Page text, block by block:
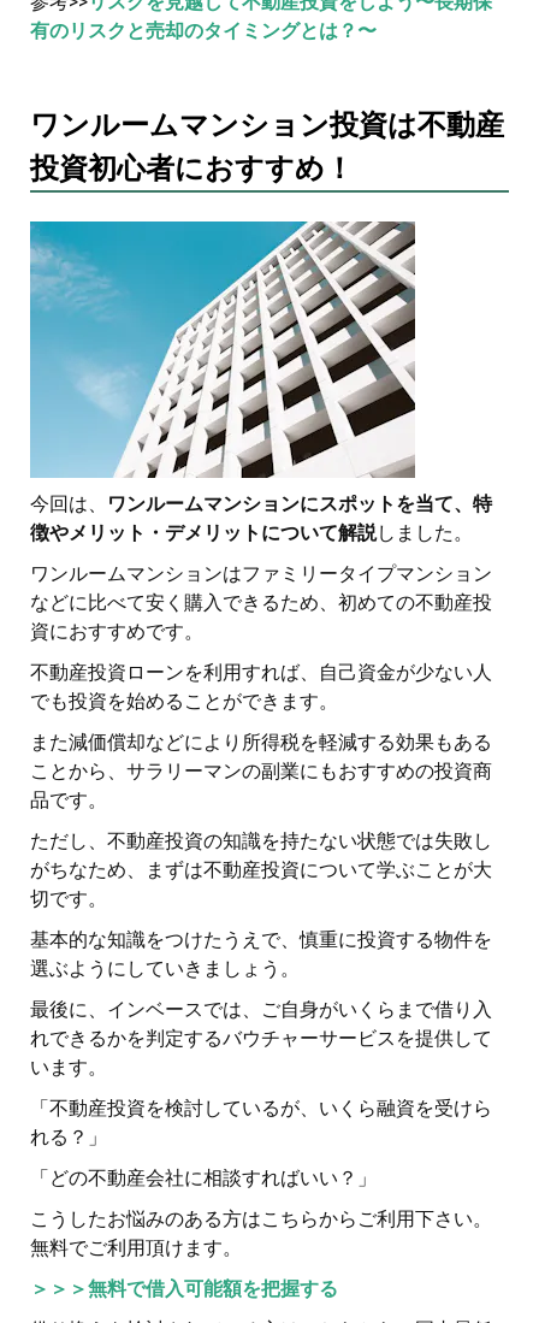
有のリスクと売却のタイミングとは？〜
ワンルームマンション投資は不動産
投資初心者におすすめ！
今回は、
ワンルームマンションにスポットを当て、特
徴やメリット・デメリットについて解説しました。
ワンルームマンションはファミリータイプマンション
などに比べて安く購入できるため、初めての不動産投
資におすすめです。
不動産投資ローンを利用すれば、自己資金が少ない人
でも投資を始めることができます。
また減価償却などにより所得税を軽減する効果もある
ことから、サラリーマンの副業にもおすすめの投資商
品です。
ただし、不動産投資の知識を持たない状態では失敗し
がちなため、まずは不動産投資について学ぶことが大
切です。
基本的な知識をつけたうえで、慎重に投資する物件を
選ぶようにしていきましょう。
最後に、インベースでは、ご自身がいくらまで借り入
れできるかを判定するバウチャーサービスを提供して
います。
「不動産投資を検討しているが、いくら融資を受けら
れる？」
「どの不動産会社に相談すればいい？」
こうしたお悩みのある方はこちらからご利用下さい。
無料でご利用頂けます。
＞＞＞無料で借入可能額を把握する